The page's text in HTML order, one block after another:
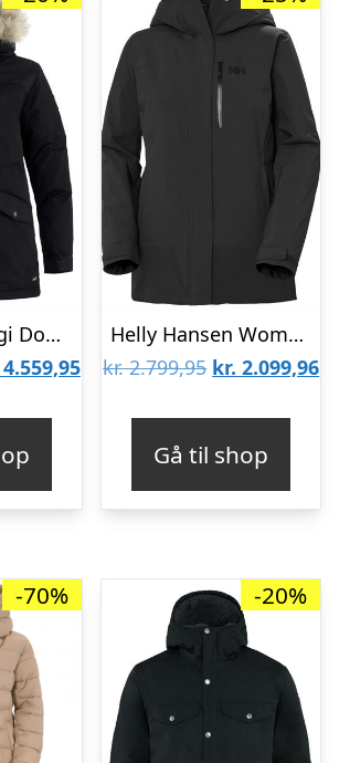
Fjällräven Singi Down Jacket Womens, Black
4.559,95Den
kr. 4.559,95.
Helly Hansen Womens Snowplay Long Ins Jacket, Black
kr.2.799,95 Den
kr. 2.799,95.
kr. 2.099,96
Gå til shop
-70% -20%